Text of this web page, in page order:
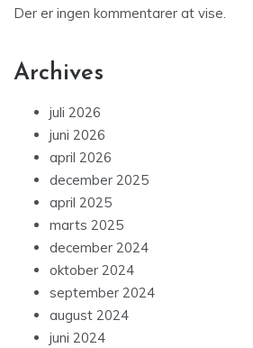
Der er ingen kommentarer at vise.
Archives
juli 2026
juni 2026
april 2026
december 2025
april 2025
marts 2025
december 2024
oktober 2024
september 2024
august 2024
juni 2024